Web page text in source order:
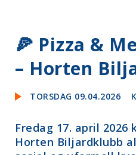
🍕 Pizza &
– Horten
TORSDAG 09.04.2026
Fredag 17. april 2026
Horten Biljardklubb